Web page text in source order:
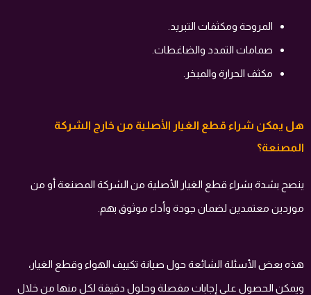
المروحة ومكثفات التبريد.
صمامات التمدد والضاغطات.
مكثف الحرارة والمبخر.
هل يمكن شراء قطع الغيار الأصلية من خارج الشركة
المصنعة؟
ينصح بشدة بشراء قطع الغيار الأصلية من الشركة المصنعة أو من
موردين معتمدين لضمان جودة وأداء موثوق بهم.
هذه بعض الأسئلة الشائعة حول صيانة تكييف الهواء وقطع الغيار،
ويمكن الحصول على إجابات مفصلة وحلول دقيقة لكل منها من خلال